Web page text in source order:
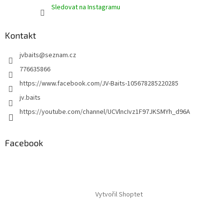
Sledovat na Instagramu
Kontakt
jvbaits@seznam.cz
776635866
https://www.facebook.com/JV-Baits-105678285220285
jv.baits
https://youtube.com/channel/UCVlncIvz1F97JKSMYh_d96A
Facebook
Vytvořil Shoptet